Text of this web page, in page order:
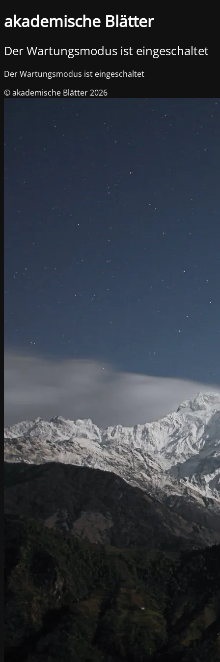
akademische Blätter
Der Wartungsmodus ist eingeschaltet
Der Wartungsmodus ist eingeschaltet
© akademische Blätter 2026